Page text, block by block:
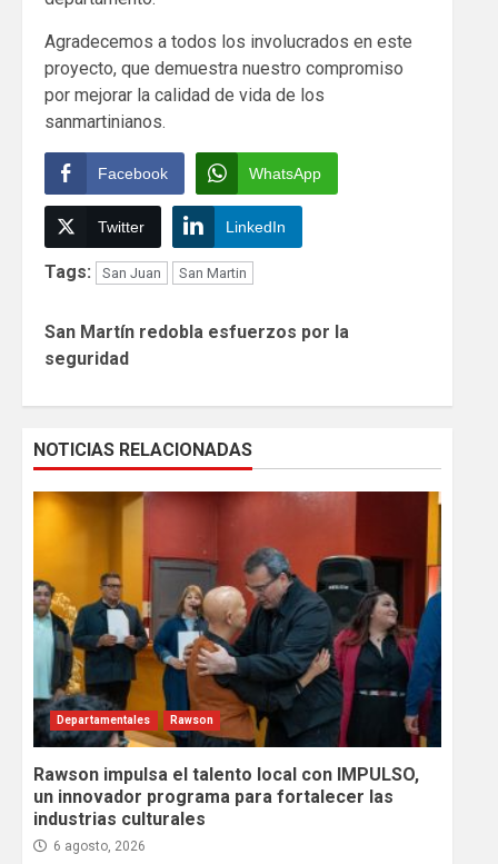
Agradecemos a todos los involucrados en este
proyecto, que demuestra nuestro compromiso
por mejorar la calidad de vida de los
sanmartinianos.
Facebook WhatsApp
Twitter LinkedIn
Tags: San Juan San Martin
Reading
San Martín redobla esfuerzos por la
seguridad
NOTICIAS RELACIONADAS
Departamentales Rawson
Rawson impulsa el talento local con IMPULSO,
un innovador programa para fortalecer las
industrias culturales
6 agosto, 2026